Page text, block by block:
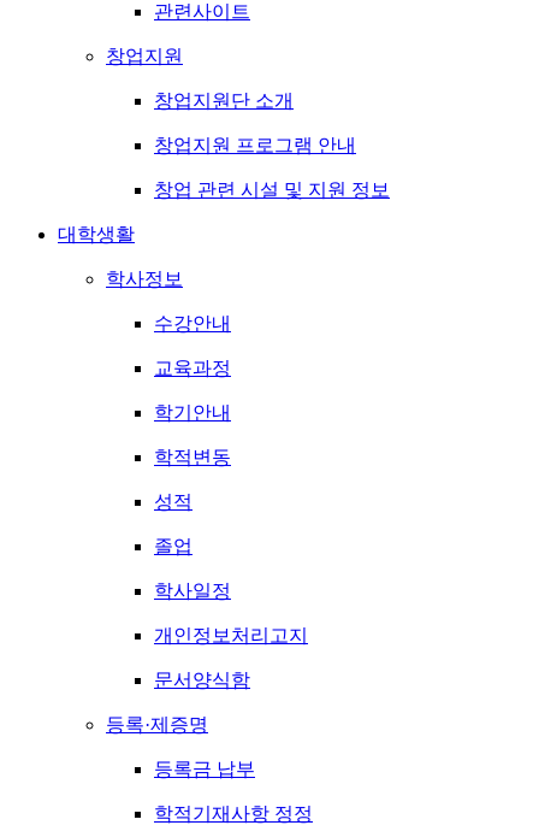
관련사이트
창업지원
창업지원단 소개
창업지원 프로그램 안내
창업 관련 시설 및 지원 정보
대학생활
학사정보
수강안내
교육과정
학기안내
학적변동
성적
졸업
학사일정
개인정보처리고지
문서양식함
등록·제증명
등록금 납부
학적기재사항 정정